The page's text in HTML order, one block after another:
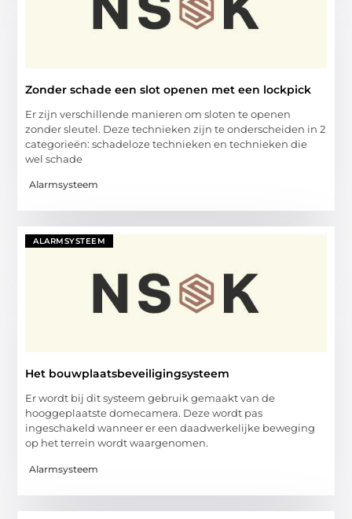
Zonder schade een slot openen met een lockpick
Er zijn verschillende manieren om sloten te openen
zonder sleutel. Deze technieken zijn te onderscheiden in 2
categorieën: schadeloze technieken en technieken die
wel schade
Alarmsysteem
ALARMSYSTEEM
Het bouwplaatsbeveiligingsysteem
Er wordt bij dit systeem gebruik gemaakt van de
hooggeplaatste domecamera. Deze wordt pas
ingeschakeld wanneer er een daadwerkelijke beweging
op het terrein wordt waargenomen.
Alarmsysteem